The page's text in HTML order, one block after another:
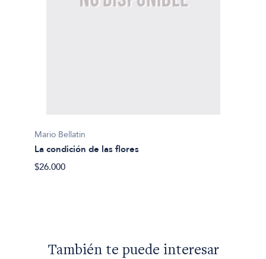
Mario Bellatin
La condición de las flores
$26.000
También te puede interesar